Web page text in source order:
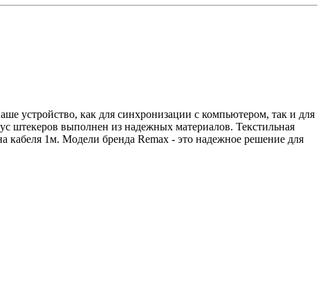
устройство, как для синхронизации с компьютером, так и для
штекеров выполнен из надежных материалов. Текстильная
кабеля 1м. Модели бренда Remax - это надежное решение для